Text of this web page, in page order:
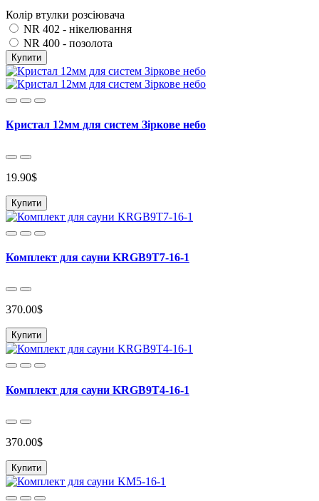
Колір втулки розсіювача
NR 402 - нікелювання
NR 400 - позолота
Купити
Кристал 12мм для систем Зіркове небо
19.90$
Купити
Комплект для сауни KRGB9T7-16-1
370.00$
Купити
Комплект для сауни KRGB9T4-16-1
370.00$
Купити